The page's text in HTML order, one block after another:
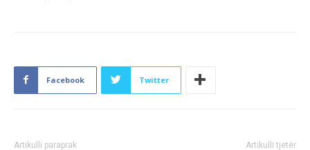
Facebook Twitter
Artikulli paraprak Artikulli tjetër